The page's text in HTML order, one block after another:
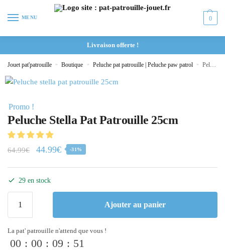
MENU 0
Livraison offerte !
Jouet pat'patrouille » Boutique » Peluche pat patrouille | Peluche paw patrol » Peluche Stella Pat Patrouille 25cm
Promo !
Peluche Stella Pat Patrouille 25cm
64.99€ 44.99€ -31%
29 en stock
Ajouter au panier
La pat' patrouille n'attend que vous !
00 : 00 : 09 : 51